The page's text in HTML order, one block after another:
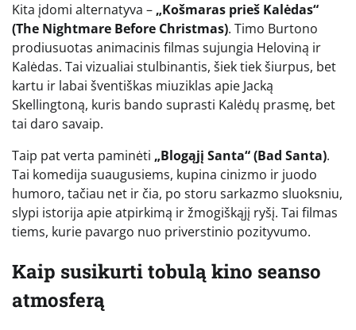
Kita įdomi alternatyva – „Košmaras prieš Kalėdas“
(The Nightmare Before Christmas). Timo Burtono
prodiusuotas animacinis filmas sujungia Heloviną ir
Kalėdas. Tai vizualiai stulbinantis, šiek tiek šiurpus, bet
kartu ir labai šventiškas miuziklas apie Jacką
Skellingtoną, kuris bando suprasti Kalėdų prasmę, bet
tai daro savaip.
Taip pat verta paminėti „Blogąjį Santa“ (Bad Santa).
Tai komedija suaugusiems, kupina cinizmo ir juodo
humoro, tačiau net ir čia, po storu sarkazmo sluoksniu,
slypi istorija apie atpirkimą ir žmogiškąjį ryšį. Tai filmas
tiems, kurie pavargo nuo priverstinio pozityvumo.
Kaip susikurti tobulą kino seanso
atmosferą